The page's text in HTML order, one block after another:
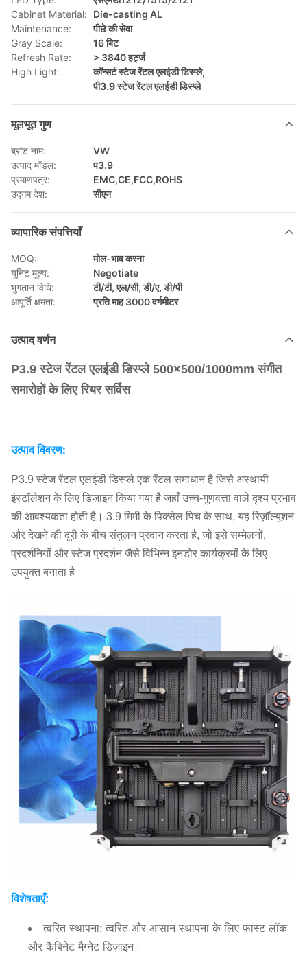
Cabinet Material:
Die-casting AL
Maintenance:
पीछे की सेवा
Gray Scale:
16 बिट
Refresh Rate:
> 3840 हर्ट्ज
High Light:
कॉन्सर्ट स्टेज रेंटल एलईडी डिस्प्ले,
पी3.9 स्टेज रेंटल एलईडी डिस्प्ले
मूलभूत गुण
ब्रांड नाम:
VW
उत्पाद मॉडल:
प3.9
प्रमाणपत्र:
EMC,CE,FCC,ROHS
उद्गम देश:
सीएन
व्यापारिक संपत्तियाँ
MOQ:
मोल-भाव करना
यूनिट मूल्य:
Negotiate
भुगतान विधि:
टी/टी, एल/सी, डी/ए, डी/पी
आपूर्ति क्षमता:
प्रति माह 3000 वर्गमीटर
उत्पाद वर्णन
P3.9 स्टेज रेंटल एलईडी डिस्प्ले 500×500/1000mm संगीत
समारोहों के लिए रियर सर्विस
उत्पाद विवरण:
P3.9 स्टेज रेंटल एलईडी डिस्प्ले एक रेंटल समाधान है जिसे अस्थायी
इंस्टॉलेशन के लिए डिज़ाइन किया गया है जहाँ उच्च-गुणवत्ता वाले दृश्य प्रभाव
की आवश्यकता होती है। 3.9 मिमी के पिक्सेल पिच के साथ, यह रिज़ॉल्यूशन
और देखने की दूरी के बीच संतुलन प्रदान करता है, जो इसे सम्मेलनों,
प्रदर्शनियों और स्टेज प्रदर्शन जैसे विभिन्न इनडोर कार्यक्रमों के लिए
उपयुक्त बनाता है
विशेषताएँ:
त्वरित स्थापना: त्वरित और आसान स्थापना के लिए फास्ट लॉक
और कैबिनेट मैग्नेट डिज़ाइन।